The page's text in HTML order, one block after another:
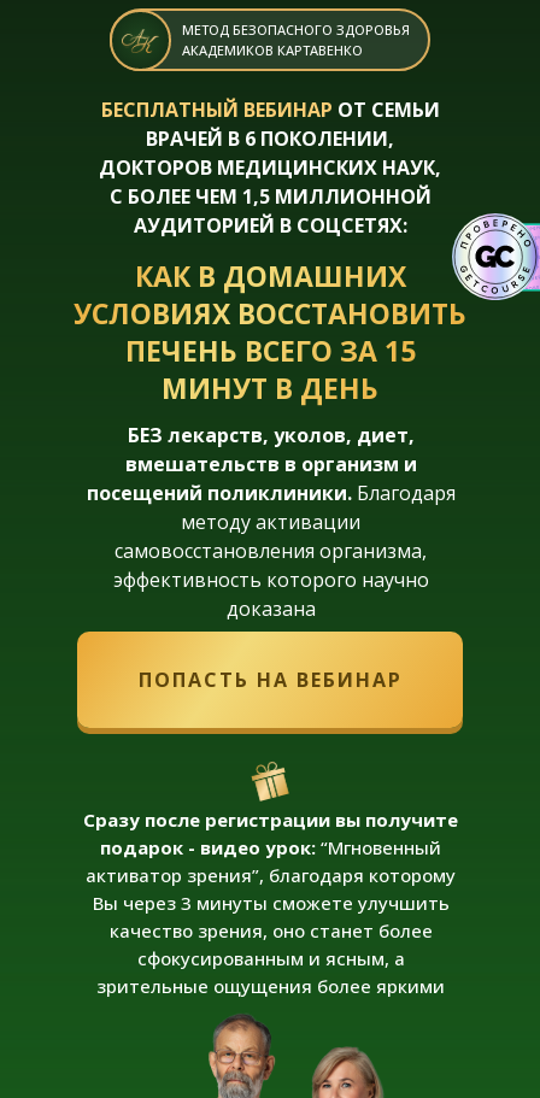
МЕТОД БЕЗОПАСНОГО ЗДОРОВЬЯ
АКАДЕМИКОВ КАРТАВЕНКО
КАК В ДОМАШНИХ
УСЛОВИЯХ ВОССТАНОВИТЬ
ПЕЧЕНЬ ВСЕГО ЗА 15
МИНУТ В ДЕНЬ
БЕЗ лекарств, уколов, диет,
вмешательств в организм и
посещений поликлиники. Благодаря
методу активации
самовосстановления организма,
эффективность которого научно
доказана
БЕСПЛАТНЫЙ ВЕБИНАР ОТ СЕМЬИ
ВРАЧЕЙ В 6 ПОКОЛЕНИИ,
ДОКТОРОВ МЕДИЦИНСКИХ НАУК,
С БОЛЕЕ ЧЕМ 1,5 МИЛЛИОННОЙ
АУДИТОРИЕЙ В СОЦСЕТЯХ:
Сразу после регистрации вы получите
подарок - видео урок: “Мгновенный
активатор зрения”, благодаря которому
Вы через 3 минуты сможете улучшить
качество зрения, оно станет более
сфокусированным и ясным, а
зрительные ощущения более яркими
ПОПАСТЬ НА ВЕБИНАР